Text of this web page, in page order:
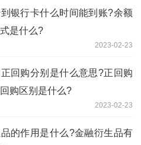
银行卡什么时间能到账?余额
是什么?
2023-02-23
回购分别是什么意思?正回购
购区别是什么?
2023-02-23
的作用是什么?金融衍生品有